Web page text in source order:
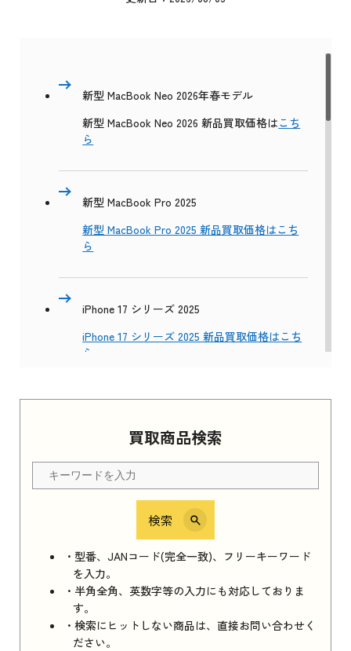
買取商品検索
検索
・型番、JANコード(完全一致)、フリーキーワード
を入力。
・半角全角、英数字等の入力にも対応しておりま
す。
・検索にヒットしない商品は、直接お問い合わせく
ださい。
新型 MacBook Neo 2026年春モデル
新型 MacBook Neo 2026 新品買取価格はこち
ら
新型 MacBook Pro 2025
新型 MacBook Pro 2025 新品買取価格はこち
ら
iPhone 17 シリーズ 2025
iPhone 17 シリーズ 2025 新品買取価格はこち
ら
Apple Watch Series 11 2025 新品買取価格はこ
ちら
iPhone 16e シリーズ 2025
iPhone 16e シリーズ 2025 新品買取価格はこち
ら
iPad 11インチ 2025年春モデル